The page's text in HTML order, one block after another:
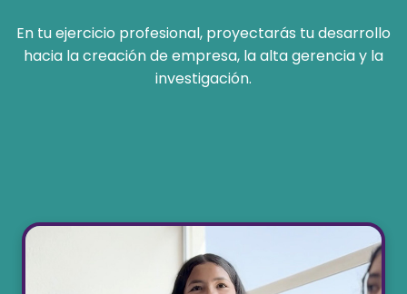
En tu ejercicio profesional, proyectarás tu desarrollo
hacia la creación de empresa, la alta gerencia y la
investigación.